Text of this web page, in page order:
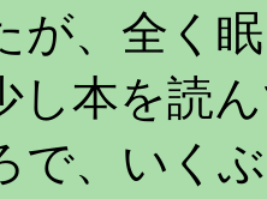
が、全く
し本を読
で、いく